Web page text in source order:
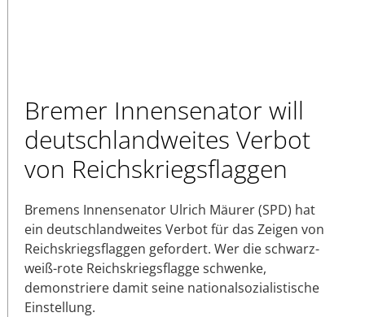
Bremer Innensenator will
deutschlandweites Verbot
von Reichskriegsflaggen
Bremens Innensenator Ulrich Mäurer (SPD) hat
ein deutschlandweites Verbot für das Zeigen von
Reichskriegsflaggen gefordert. Wer die schwarz-
weiß-rote Reichskriegsflagge schwenke,
demonstriere damit seine nationalsozialistische
Einstellung.